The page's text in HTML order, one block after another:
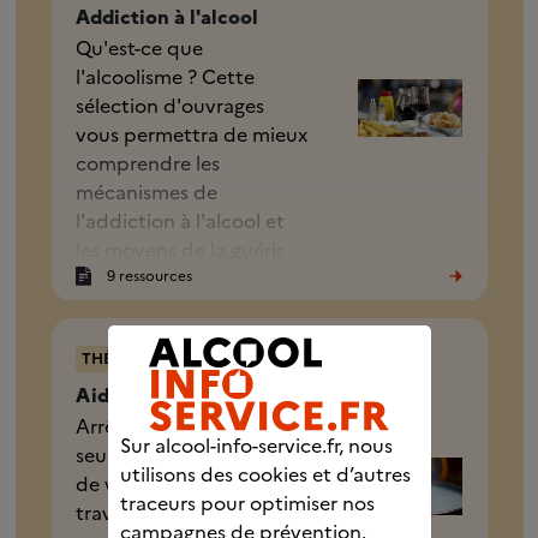
Addiction à l'alcool
Qu'est-ce que
l'alcoolisme ? Cette
sélection d'ouvrages
vous permettra de mieux
comprendre les
mécanismes de
l'addiction à l'alcool et
9 ressources
THÉMATIQUE
Aide à l'arrêt
Arrêter l'alcool n’est pas
seulement une question
de volonté. Il faut
travailler sur sa
Sur alcool-info-service.fr, nous
utilisons des cookies et d’autres
traceurs pour optimiser nos